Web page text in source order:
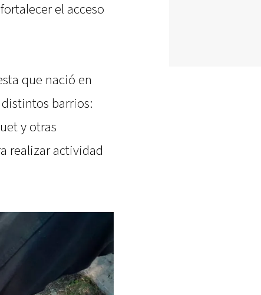
el acceso
que nació en
barrios:
y otras
realizar actividad